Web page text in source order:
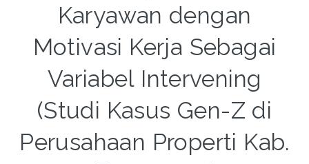
Karyawan dengan
Motivasi Kerja Sebagai
Variabel Intervening
(Studi Kasus Gen-Z di
Perusahaan Properti Kab.